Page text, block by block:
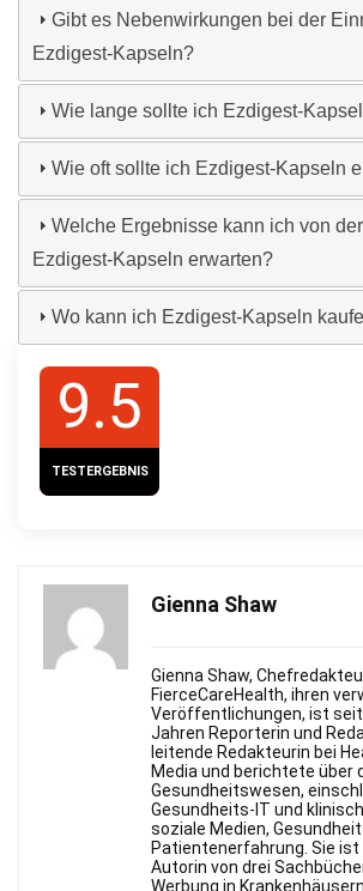
Gibt es Nebenwirkungen bei der
Ezdigest-Kapseln?
Wie lange sollte ich Ezdigest-
Wie oft sollte ich Ezdigest-Kapseln
Welche Ergebnisse kann ich von
Ezdigest-Kapseln erwarten?
Wo kann ich Ezdigest-Kapseln
9.5
TESTERGEBNIS
Gienna Shaw
Gienna Shaw,
FierceСareHealth, ihren
Veröffentlichungen, ist
Jahren Reporterin und
leitende Redakteurin bei
Media und berichtete über
Gesundheitswesen,
Gesundheits-IT und
soziale Medien,
Patientenerfahrung. Sie
Autorin von drei
Werbung in